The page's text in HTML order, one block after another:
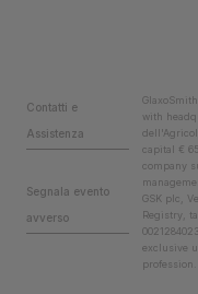
Contatti e
Assistenza
Segnala evento
avverso
with
capital €
company
GSK plc,
Registry,
exclusive
profession.